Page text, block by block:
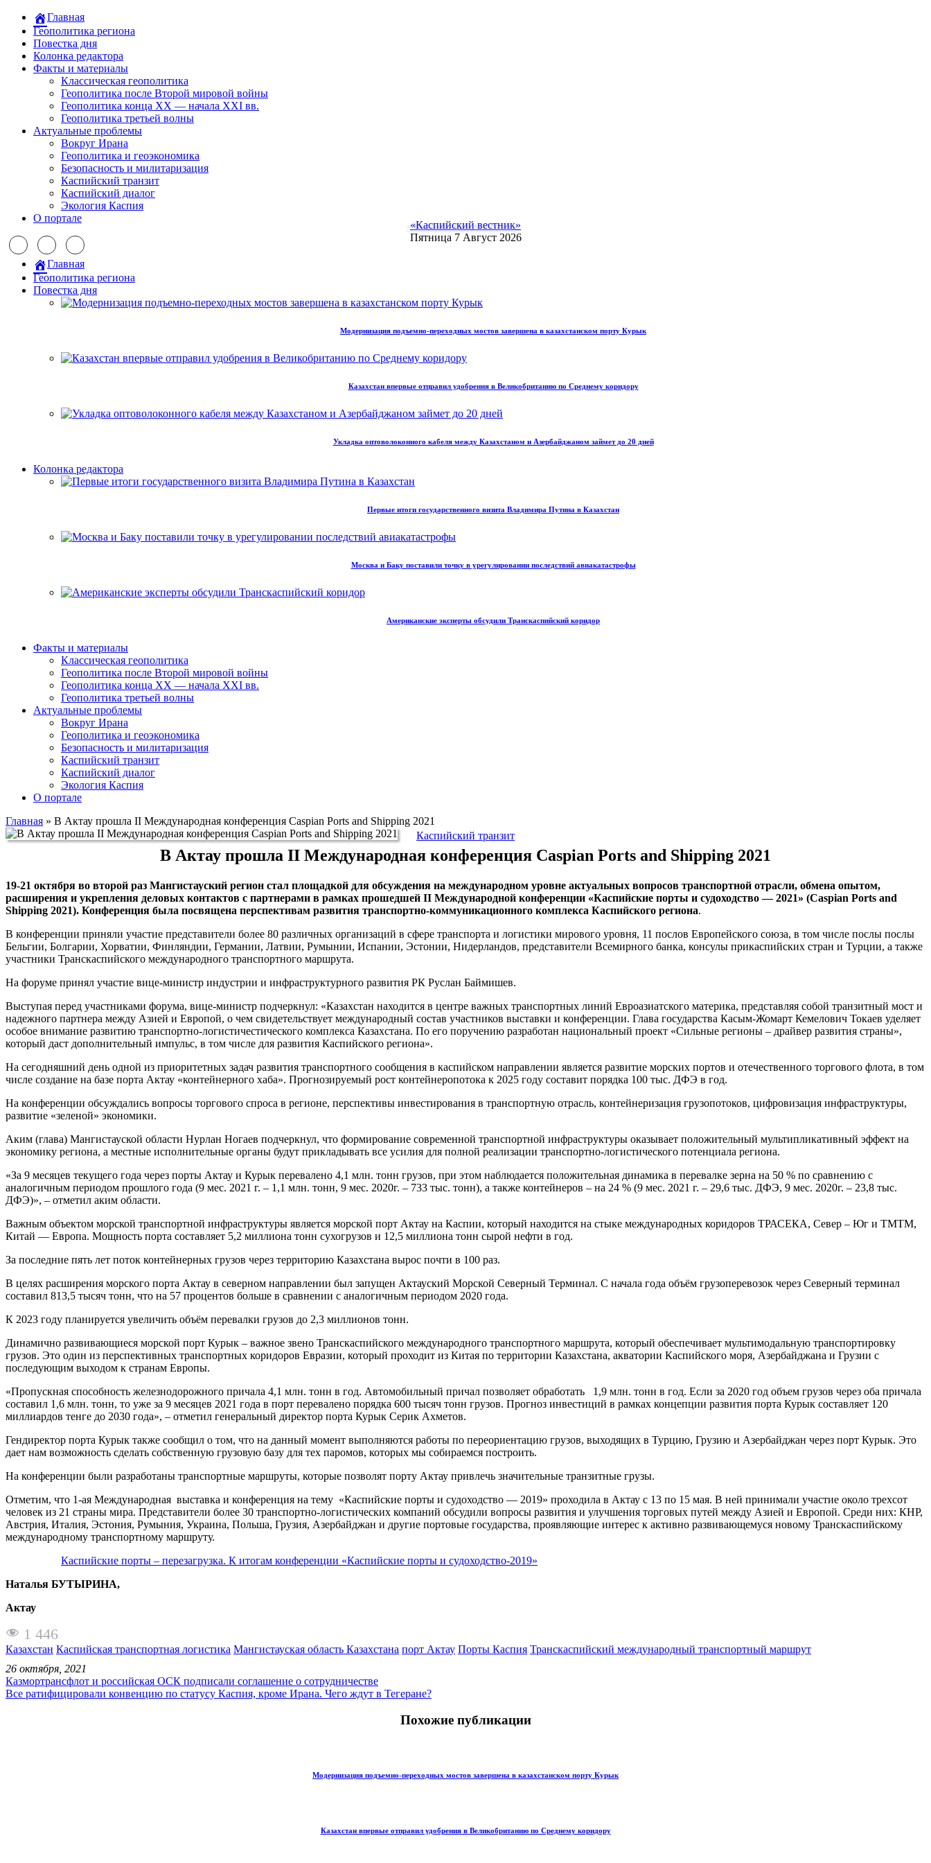
Главная
Геополитика региона
Повестка дня
Колонка редактора
Факты и материалы
Классическая геополитика
Геополитика после Второй мировой войны
Геополитика конца XX — начала XXI вв.
Геополитика третьей волны
Актуальные проблемы
Вокруг Ирана
Геополитика и геоэкономика
Безопасность и милитаризация
Каспийский транзит
Каспийский диалог
Экология Каспия
О портале
«Каспийский вестник»
Пятница 7 Август 2026
Главная
Геополитика региона
Повестка дня
Модернизация подъемно-переходных мостов завершена в казахстанском порту Курык
Казахстан впервые отправил удобрения в Великобританию по Среднему коридору
Укладка оптоволоконного кабеля между Казахстаном и Азербайджаном займет до 20 дней
Колонка редактора
Первые итоги государственного визита Владимира Путина в Казахстан
Москва и Баку поставили точку в урегулировании последствий авиакатастрофы
Американские эксперты обсудили Транскаспийский коридор
Факты и материалы
Классическая геополитика
Геополитика после Второй мировой войны
Геополитика конца XX — начала XXI вв.
Геополитика третьей волны
Актуальные проблемы
Вокруг Ирана
Геополитика и геоэкономика
Безопасность и милитаризация
Каспийский транзит
Каспийский диалог
Экология Каспия
О портале
Главная » В Актау прошла II Международная конференция Caspian Ports and Shipping 2021
Каспийский транзит
В Актау прошла II Международная конференция Caspian Ports and Shipping 2021
19-21 октября во второй раз Мангистауский регион стал площадкой для обсуждения на международном уровне актуальных вопросов транспортной отрасли, обмена опытом,
расширения и укрепления деловых контактов с партнерами в рамках прошедшей II Международной конференции «Каспийские порты и судоходство — 2021» (Caspian Ports and
Shipping 2021). Конференция была посвящена перспективам развития транспортно-коммуникационного комплекса Каспийского региона.
В конференции приняли участие представители более 80 различных организаций в сфере транспорта и логистики мирового уровня, 11 послов Европейского союза, в том числе послы послы
Бельгии, Болгарии, Хорватии, Финляндии, Германии, Латвии, Румынии, Испании, Эстонии, Нидерландов, представители Всемирного банка, консулы прикаспийских стран и Турции, а также
участники Транскаспийского международного транспортного маршрута.
На форуме принял участие вице-министр индустрии и инфраструктурного развития РК Руслан Баймишев.
Выступая перед участниками форума, вице-министр подчеркнул: «Казахстан находится в центре важных транспортных линий Евроазиатского материка, представляя собой транзитный мост и
надежного партнера между Азией и Европой, о чем свидетельствует международный состав участников выставки и конференции. Глава государства Касым-Жомарт Кемелович Токаев уделяет
особое внимание развитию транспортно-логистичестического комплекса Казахстана. По его поручению разработан национальный проект «Сильные регионы – драйвер развития страны»,
который даст дополнительный импульс, в том числе для развития Каспийского региона».
На сегодняшний день одной из приоритетных задач развития транспортного сообщения в каспийском направлении является развитие морских портов и отечественного торгового флота, в том
числе создание на базе порта Актау «контейнерного хаба». Прогнозируемый рост контейнеропотока к 2025 году составит порядка 100 тыс. ДФЭ в год.
На конференции обсуждались вопросы торгового спроса в регионе, перспективы инвестирования в транспортную отрасль, контейнеризация грузопотоков, цифровизация инфраструктуры,
развитие «зеленой» экономики.
Аким (глава) Мангистауской области Нурлан Ногаев подчеркнул, что формирование современной транспортной инфраструктуры оказывает положительный мультипликативный эффект на
экономику региона, а местные исполнительные органы будут прикладывать все усилия для полной реализации транспортно-логистического потенциала региона.
«За 9 месяцев текущего года через порты Актау и Курык перевалено 4,1 млн. тонн грузов, при этом наблюдается положительная динамика в перевалке зерна на 50 % по сравнению с
аналогичным периодом прошлого года (9 мес. 2021 г. – 1,1 млн. тонн, 9 мес. 2020г. – 733 тыс. тонн), а также контейнеров – на 24 % (9 мес. 2021 г. – 29,6 тыс. ДФЭ, 9 мес. 2020г. – 23,8 тыс.
ДФЭ)», – отметил аким области.
Важным объектом морской транспортной инфраструктуры является морской порт Актау на Каспии, который находится на стыке международных коридоров ТРАСЕКА, Север – Юг и ТМТМ,
Китай — Европа. Мощность порта составляет 5,2 миллиона тонн сухогрузов и 12,5 миллиона тонн сырой нефти в год.
За последние пять лет поток контейнерных грузов через территорию Казахстана вырос почти в 100 раз.
В целях расширения морского порта Актау в северном направлении был запущен Актауский Морской Северный Терминал. С начала года объём грузоперевозок через Северный терминал
составил 813,5 тысяч тонн, что на 57 процентов больше в сравнении с аналогичным периодом 2020 года.
К 2023 году планируется увеличить объём перевалки грузов до 2,3 миллионов тонн.
Динамично развивающиеся морской порт Курык – важное звено Транскаспийского международного транспортного маршрута, который обеспечивает мультимодальную транспортировку
грузов. Это один из перспективных транспортных коридоров Евразии, который проходит из Китая по территории Казахстана, акватории Каспийского моря, Азербайджана и Грузии с
последующим выходом к странам Европы.
«Пропускная способность железнодорожного причала 4,1 млн. тонн в год. Автомобильный причал позволяет обработать 1,9 млн. тонн в год. Если за 2020 год объем грузов через оба причала
составил 1,6 млн. тонн, то уже за 9 месяцев 2021 года в порт перевалено порядка 600 тысяч тонн грузов. Прогноз инвестиций в рамках концепции развития порта Курык составляет 120
миллиардов тенге до 2030 года», – отметил генеральный директор порта Курык Серик Ахметов.
Гендиректор порта Курык также сообщил о том, что на данный момент выполняются работы по переориентацию грузов, выходящих в Турцию, Грузию и Азербайджан через порт Курык. Это
дает нам возможность сделать собственную грузовую базу для тех паромов, которых мы собираемся построить.
На конференции были разработаны транспортные маршруты, которые позволят порту Актау привлечь значительные транзитные грузы.
Отметим, что 1-ая Международная выставка и конференция на тему «Каспийские порты и судоходство — 2019» проходила в Актау с 13 по 15 мая. В ней принимали участие около трехсот
человек из 21 страны мира. Представители более 30 транспортно-логистических компаний обсудили вопросы развития и улучшения торговых путей между Азией и Европой. Среди них: КНР,
Австрия, Италия, Эстония, Румыния, Украина, Польша, Грузия, Азербайджан и другие портовые государства, проявляющие интерес к активно развивающемуся новому Транскаспийскому
международному транспортному маршруту.
Каспийские порты – перезагрузка. К итогам конференции «Каспийские порты и судоходство-2019»
Наталья БУТЫРИНА,
Актау
1 446
Казахстан Каспийская транспортная логистика Мангистауская область Казахстана порт Актау Порты Каспия Транскаспийский международный транспортный маршрут
26 октября, 2021
Казмортрансфлот и российская ОСК подписали соглашение о сотрудничестве
Все ратифицировали конвенцию по статусу Каспия, кроме Ирана. Чего ждут в Тегеране?
Похожие публикации
Модернизация подъемно-переходных мостов завершена в казахстанском порту Курык
Казахстан впервые отправил удобрения в Великобританию по Среднему коридору